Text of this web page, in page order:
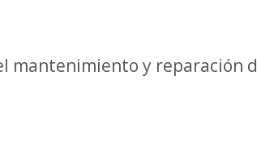
mantenimiento y reparación